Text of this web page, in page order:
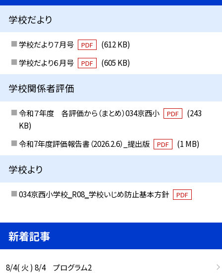
学校だより
学校だより７月号 PDF
(612 KB)
学校だより６月号
PDF (605 KB)
学校関係者評価
令和７年度 各評価から（まとめ）034京西小 PDF
(243
KB)
令和7年度評価報告書（2026.2.6）_提出版
PDF (1 MB)
学校より
034京西小学校‗R08‗学校いじめ防止基本方針 PDF
新着記事
8/4( 火 ) 8/4 プログラム2